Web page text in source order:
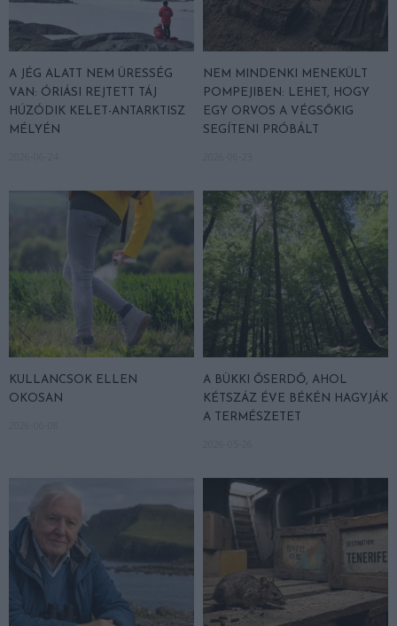
A JÉG ALATT NEM ÜRESSÉG
VAN: ÓRIÁSI REJTETT TÁJ
HÚZÓDIK KELET-ANTARKTISZ
MÉLYÉN
NEM MINDENKI MENEKÜLT
POMPEJIBEN: LEHET, HOGY
EGY ORVOS A VÉGSŐKIG
SEGÍTENI PRÓBÁLT
KULLANCSOK ELLEN
OKOSAN
A BÜKKI ŐSERDŐ, AHOL
KÉTSZÁZ ÉVE BÉKÉN HAGYJÁK
A TERMÉSZETET